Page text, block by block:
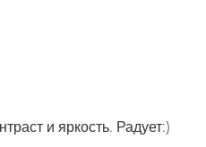
и яркость. Радует:)